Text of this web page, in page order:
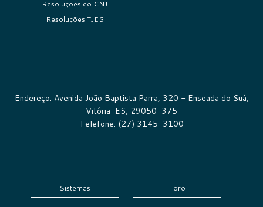
Resoluções do CNJ
Resoluções TJES
Endereço: Avenida João Baptista Parra, 320 - Enseada do Suá,
Vitória-ES, 29050-375
Telefone: (27) 3145-3100
Sistemas Foro